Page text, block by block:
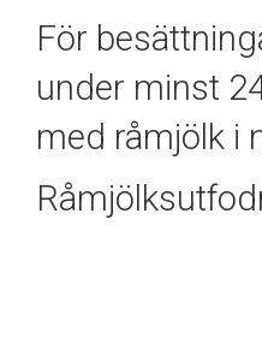
För
under minst
med råmjölk i